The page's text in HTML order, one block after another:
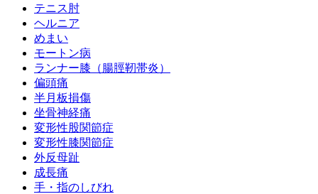
テニス肘
ヘルニア
めまい
モートン病
ランナー膝（腸脛靭帯炎）
偏頭痛
半月板損傷
坐骨神経痛
変形性股関節症
変形性膝関節症
外反母趾
成長痛
手・指のしびれ